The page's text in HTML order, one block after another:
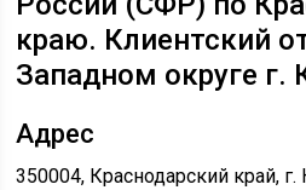
краю. Клиентский
Западном округе г.
Адрес
350004, Краснодарский край,